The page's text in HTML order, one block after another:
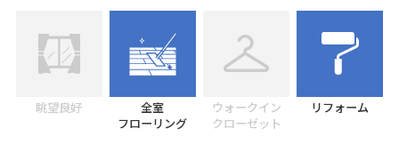
眺望良好
全室
フローリング
ウォークイン
クローゼット
リフォーム